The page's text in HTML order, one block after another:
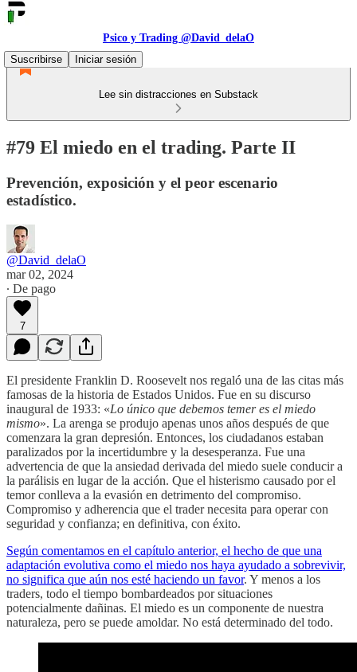
Psico y Trading @David_delaO
Suscribirse
Iniciar sesión
Lee sin distracciones en Substack
#79 El miedo en el trading. Parte II
Prevención, exposición y el peor escenario
estadístico.
@David_delaO
mar 02, 2024
∙ De pago
7
El presidente Franklin D. Roosevelt nos regaló una de las citas más
famosas de la historia de Estados Unidos. Fue en su discurso
inaugural de 1933: «Lo único que debemos temer es el miedo
mismo». La arenga se produjo apenas unos años después de que
comenzara la gran depresión. Entonces, los ciudadanos estaban
paralizados por la incertidumbre y la desesperanza. Fue una
advertencia de que la ansiedad derivada del miedo suele conducir a
la parálisis en lugar de la acción. Que el histerismo causado por el
temor conlleva a la evasión en detrimento del compromiso.
Compromiso y adherencia que el trader necesita para operar con
seguridad y confianza; en definitiva, con éxito.
Según comentamos en el capítulo anterior, el hecho de que una
adaptación evolutiva como el miedo nos haya ayudado a sobrevivir,
no significa que aún nos esté haciendo un favor. Y menos a los
traders, todo el tiempo bombardeados por situaciones
potencialmente dañinas. El miedo es un componente de nuestra
naturaleza, pero se puede amoldar. No está determinado del todo.